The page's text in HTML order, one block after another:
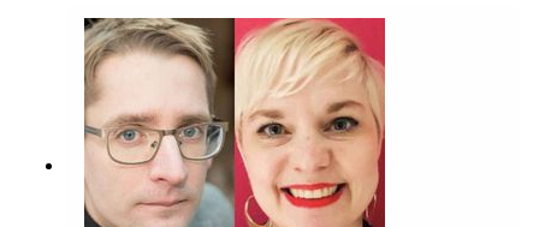
F&F 8/2023. Artikeln finns även att läsa här.